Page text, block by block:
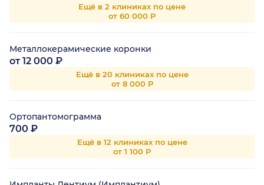
Ещё в 2 клиниках по цене
от 60 000 Р
Металлокерамические коронки
от 12 000 ₽
Ещё в 20 клиниках по цене
от 8 000 Р
Ортопантомограмма
700 ₽
Ещё в 12 клиниках по цене
от 1 100 Р